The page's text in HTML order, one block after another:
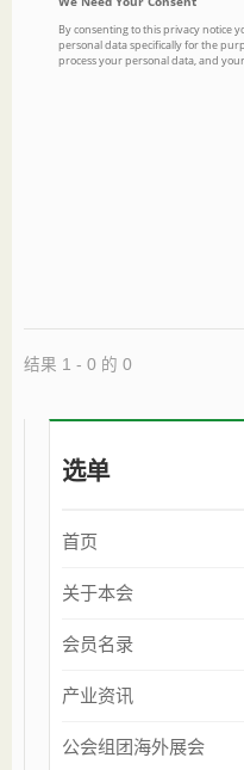
结果 1 - 0 的 0
选单
首页
关于本会
会员名录
产业资讯
公会组团海外展会